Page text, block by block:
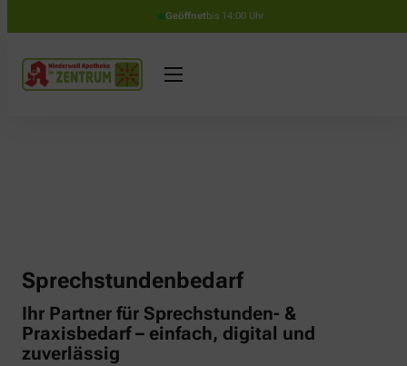
Geöffnetbis 14:00 Uhr
Sprechstundenbedarf
Ihr Partner für Sprechstunden- &
Praxisbedarf – einfach, digital und
zuverlässig